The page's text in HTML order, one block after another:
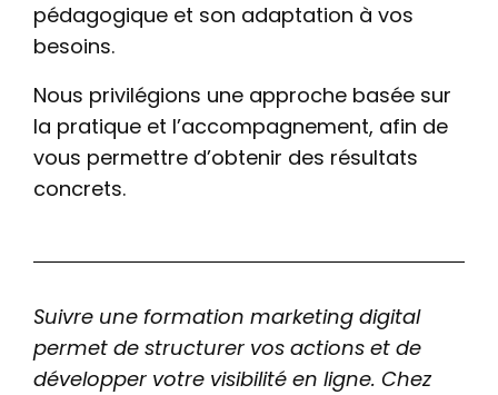
pédagogique et son adaptation à vos
besoins.
Nous privilégions une approche basée sur
la pratique et l’accompagnement, afin de
vous permettre d’obtenir des résultats
concrets.
Suivre une formation marketing digital
permet de structurer vos actions et de
développer votre visibilité en ligne. Chez